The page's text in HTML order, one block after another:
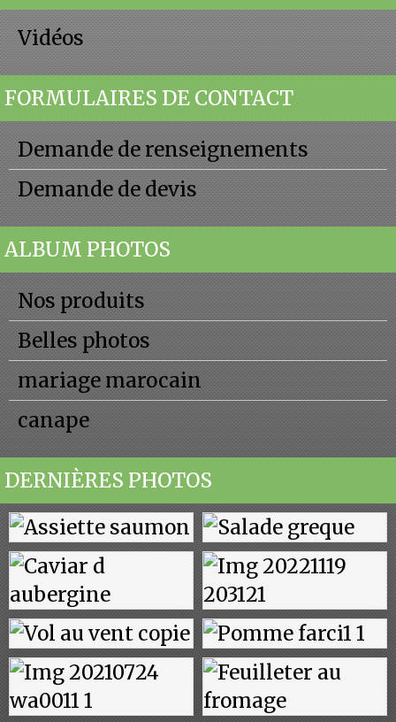
Vidéos
FORMULAIRES DE CONTACT
Demande de renseignements
Demande de devis
ALBUM PHOTOS
Nos produits
Belles photos
mariage marocain
canape
DERNIÈRES PHOTOS